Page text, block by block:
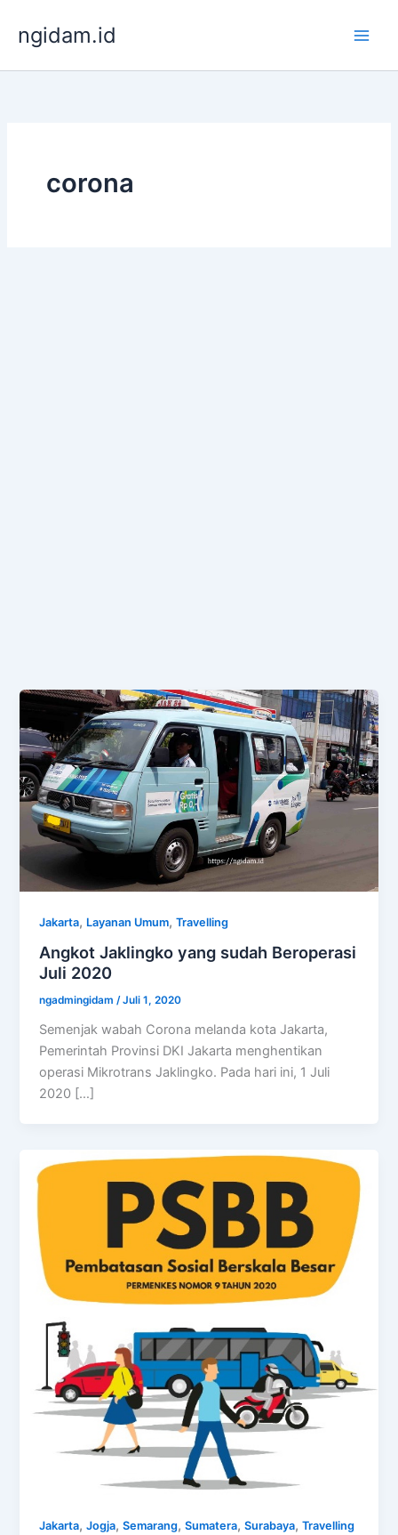
konten
ngidam.id
corona
Jakarta, Layanan Umum,Travelling
Angkot Jaklingko yang sudah Beroperasi
Juli 2020
ngadmingidam/Juli 1, 2020
Semenjak wabah Corona melanda kota Jakarta,
Pemerintah Provinsi DKI Jakarta menghentikan
operasi Mikrotrans Jaklingko. Pada hari ini, 1 Juli
2020 […]
Jakarta,Jogja,Semarang,Sumatera,Surabaya,Travelling